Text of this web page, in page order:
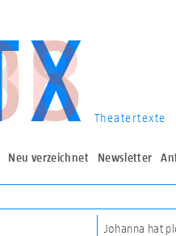
Theatertexte
Neu verzeichnet Newsletter
Johanna hat